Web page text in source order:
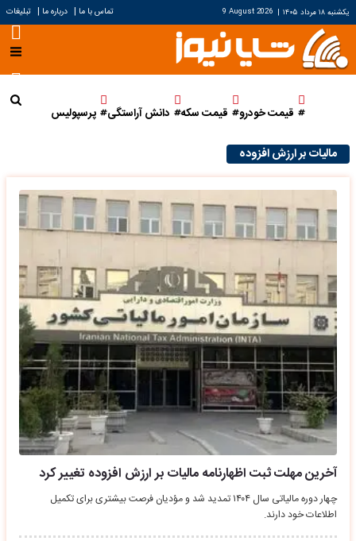
یکشنبه ۱۸ مرداد ۱۴۰۵ |
9 August 2026 تماس با ما | درباره ما | تبلیغات
قیمت خودرو قیمت سکه دانش آراستگی پرسپولیس
مالیات بر ارزش افزوده
آخرین مهلت ثبت اظهارنامه مالیات بر ارزش افزوده تغییر کرد
چهار دوره مالیاتی سال ۱۴۰۴ تمدید شد و مؤدیان فرصت بیشتری برای تکمیل
اطلاعات خود دارند.